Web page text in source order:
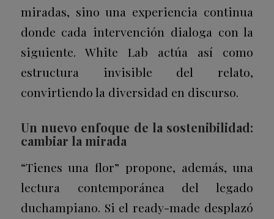
miradas, sino una experiencia continua
donde cada intervención dialoga con la
siguiente. White Lab actúa así como
estructura invisible del relato,
convirtiendo la diversidad en discurso.
Un nuevo enfoque de la sostenibilidad:
cambiar la mirada
“Tienes una flor” propone, además, una
lectura contemporánea del legado
duchampiano. Si el ready-made desplazó